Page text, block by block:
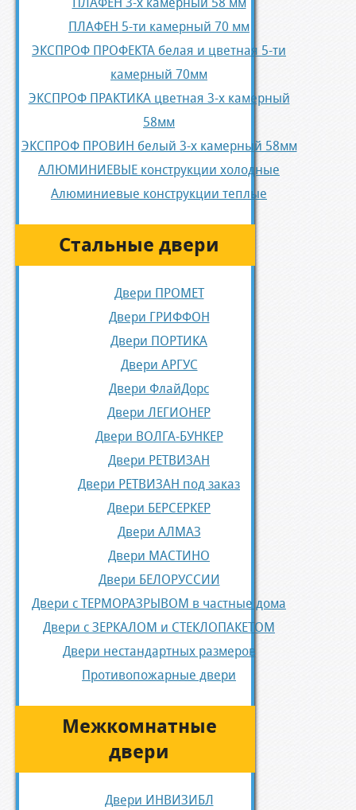
ПЛАФЕН 5-ти камерный 70 мм
ЭКСПРОФ ПРОФЕКТА белая и цветная 5-ти
камерный 70мм
ЭКСПРОФ ПРАКТИКА цветная 3-х камерный
58мм
ЭКСПРОФ ПРОВИН белый 3-х камерный 58мм
АЛЮМИНИЕВЫЕ конструкции холодные
Алюминиевые конструкции теплые
Стальные двери
Двери ПРОМЕТ
Двери ГРИФФОН
Двери ПОРТИКА
Двери АРГУС
Двери ФлайДорс
Двери ЛЕГИОНЕР
Двери ВОЛГА-БУНКЕР
Двери РЕТВИЗАН
Двери РЕТВИЗАН под заказ
Двери БЕРСЕРКЕР
Двери АЛМАЗ
Двери МАСТИНО
Двери БЕЛОРУССИИ
Двери с ТЕРМОРАЗРЫВОМ в частные дома
Двери с ЗЕРКАЛОМ и СТЕКЛОПАКЕТОМ
Двери нестандартных размеров
Противопожарные двери
Межкомнатные
двери
Двери ИНВИЗИБЛ